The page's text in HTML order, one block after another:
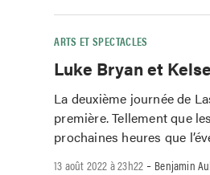
ARTS ET SPECTACLES
Luke Bryan et
La deuxième journée de
première. Tellement que
prochaines heures que
13 août 2022 à 23h22 - Benjamin